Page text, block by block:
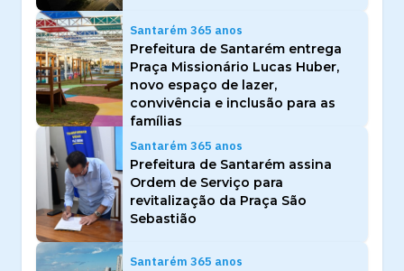
Santarém 365 anos
Prefeitura de Santarém entrega
Praça Missionário Lucas Huber,
novo espaço de lazer,
convivência e inclusão para as
famílias
Santarém 365 anos
Prefeitura de Santarém assina
Ordem de Serviço para
revitalização da Praça São
Sebastião
Santarém 365 anos